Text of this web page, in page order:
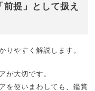
提」として扱え
りやすく解説します。
が大切です。
を使いまわしても、鑑賞